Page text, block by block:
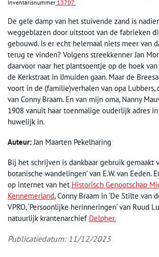
Inventarisnummer 13707.
De gele damp van het stuivende zand is
weggeblazen door uitstoot van de fabrieken
gebouwd. Is er echt helemaal niets meer van
terug te vinden? Volgens streekkenner Jan
daarvoor naar het plantsoentje op de hoek
de Kerkstraat in IJmuiden gaan. Maar de
voort in de (familie)verhalen van opa Lubbers,
van Conny Braam. En van mijn oma, Nanny
1908 vanuit haar toenmalige ouderlijk adres
huwelijk in.
Auteur:Jan Maarten Pekelharing
Bij het schrijven is dankbaar gebruik gemaakt
botanische wandelingen’ van E.W. van Eeden.
op internet van het Historisch Genootschap
Kennemerland, Conny Braam in ‘De Stilte van
VPRO, ‘Persoonlijke herinneringen’ van Ruud
natuurlijk krantenarchief Delpher.
Publicatiedatum: 11/12/2023